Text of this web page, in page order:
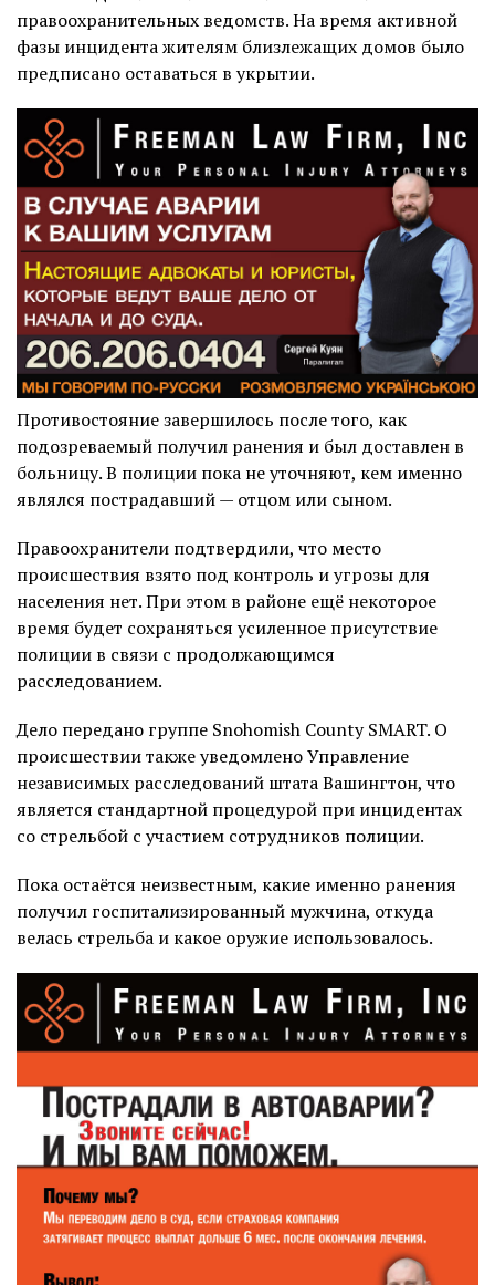
правоохранительных ведомств. На время активной
фазы инцидента жителям близлежащих домов было
предписано оставаться в укрытии.
Противостояние завершилось после того, как
подозреваемый получил ранения и был доставлен в
больницу. В полиции пока не уточняют, кем именно
являлся пострадавший — отцом или сыном.
Правоохранители подтвердили, что место
происшествия взято под контроль и угрозы для
населения нет. При этом в районе ещё некоторое
время будет сохраняться усиленное присутствие
полиции в связи с продолжающимся
расследованием.
Дело передано группе Snohomish County SMART. О
происшествии также уведомлено Управление
независимых расследований штата Вашингтон, что
является стандартной процедурой при инцидентах
со стрельбой с участием сотрудников полиции.
Пока остаётся неизвестным, какие именно ранения
получил госпитализированный мужчина, откуда
велась стрельба и какое оружие использовалось.